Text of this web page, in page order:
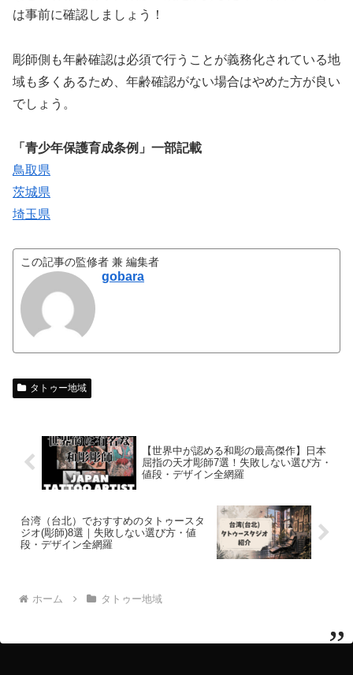
は事前に確認しましょう！
彫師側も年齢確認は必須で行うことが義務化されている地
域も多くあるため、年齢確認がない場合はやめた方が良い
でしょう。
「青少年保護育成条例」一部記載
鳥取県
茨城県
埼玉県
この記事の監修者 兼 編集者
gobara
タトゥー地域
【世界中が認める和彫の最高傑作】日本
屈指の天才彫師7選！失敗しない選び方・
値段・デザイン全網羅
台湾（台北）でおすすめのタトゥースタ
ジオ(彫師)8選｜失敗しない選び方・値
段・デザイン全網羅
ホーム タトゥー地域